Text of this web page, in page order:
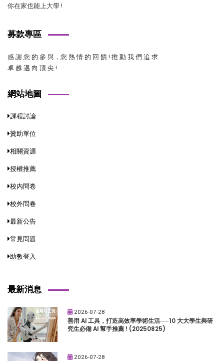
你在家也能上大學 !
募款專區
感 謝 您 的 參 與，您 熱 情 的 回 饋 ! 推 動 我 們 追 求
卓 越 邁 向 頂 尖 !
網站地圖
課程討論
贊助單位
相關資源
授權推薦
校內問卷
校外問卷
最新公告
常見問題
助教登入
最新消息
2026-07-28
善用 AI 工具，打造高效率學術生活──10 大大學生與研
究生必備 AI 幫手推薦 ! (20250825)
2026-07-28